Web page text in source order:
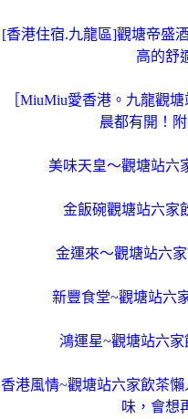
[香港住宿.九龍區]觀塘帝盛
高的舒
［MiuMiu愛香港。九龍觀
晨都有開！
美味天皇～觀塘站六
金飯碗觀塘站六家
金運來～觀塘站六
新豐食堂~觀塘站六
鴻運星~觀塘站六家
香港風情~觀塘站六家飲茶
味，會想